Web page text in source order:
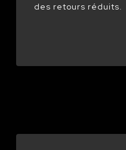
des retours réduits.